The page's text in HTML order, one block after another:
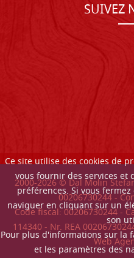
Ce site utilise des cookies de
vous fournir des services et
préférences. Si vous
naviguer en cliquant sur un
son
Pour plus d'informations sur la
et les paramètres des
SUIVEZ
2000-2026© Dal Molin
00206730244 -
Code fiscal: 00206730244 -
114340 - Nr. REA
Web